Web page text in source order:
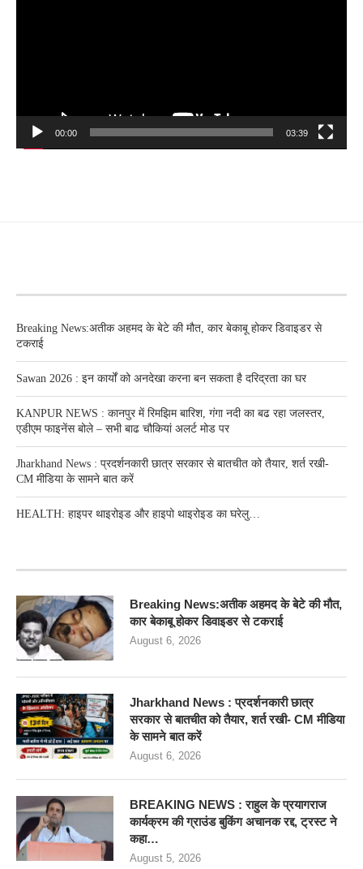
00:00 03:39
Breaking News:अतीक अहमद के बेटे की मौत, कार बेकाबू होकर डिवाइडर से
टकराई
Sawan 2026 : इन कार्यों को अनदेखा करना बन सकता है दरिद्रता का घर
KANPUR NEWS : कानपुर में रिमझिम बारिश, गंगा नदी का बढ रहा जलस्तर,
एडीएम फाइनेंस बोले – सभी बाढ चौकियां अलर्ट मोड पर
Jharkhand News : प्रदर्शनकारी छात्र सरकार से बातचीत को तैयार, शर्त रखी-
CM मीडिया के सामने बात करें
HEALTH: हाइपर थाइरोइड और हाइपो थाइरोइड का घरेलु…
Breaking News:अतीक अहमद के बेटे की मौत,
कार बेकाबू होकर डिवाइडर से टकराई
August 6, 2026
Jharkhand News : प्रदर्शनकारी छात्र
सरकार से बातचीत को तैयार, शर्त रखी- CM मीडिया
के सामने बात करें
August 6, 2026
BREAKING NEWS : राहुल के प्रयागराज
कार्यक्रम की ग्राउंड बुकिंग अचानक रद्द, ट्रस्ट ने
कहा…
August 5, 2026